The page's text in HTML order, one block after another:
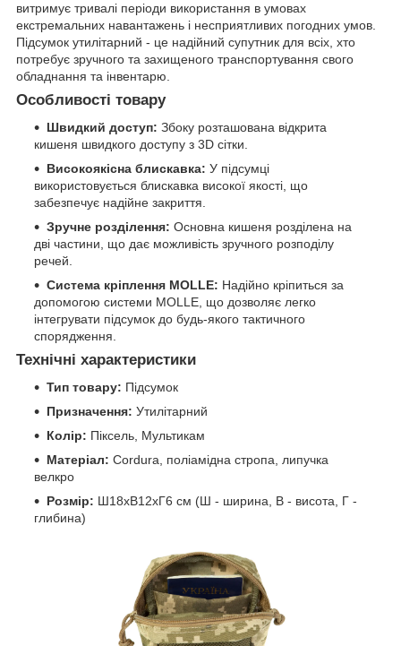
витримує тривалі періоди використання в умовах
екстремальних навантажень і несприятливих погодних умов.
Підсумок утилітарний - це надійний супутник для всіх, хто
потребує зручного та захищеного транспортування свого
обладнання та інвентарю.
Особливості товару
Швидкий доступ: Збоку розташована відкрита
кишеня швидкого доступу з 3D сітки.
Високоякісна блискавка: У підсумці
використовується блискавка високої якості, що
забезпечує надійне закриття.
Зручне розділення: Основна кишеня розділена на
дві частини, що дає можливість зручного розподілу
речей.
Система кріплення MOLLE: Надійно кріпиться за
допомогою системи MOLLE, що дозволяє легко
інтегрувати підсумок до будь-якого тактичного
спорядження.
Технічні характеристики
Тип товару: Підсумок
Призначення: Утилітарний
Колір: Піксель, Мультикам
Матеріал: Cordura, поліамідна стропа, липучка
велкро
Розмір: Ш18хВ12хГ6 см (Ш - ширина, В - висота, Г -
глибина)